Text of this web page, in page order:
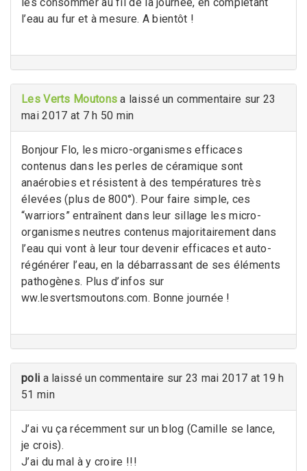
l’eau au fur et à mesure. A bientôt !
Les Verts Moutons a laissé un commentaire sur 23
mai 2017 at 7 h 50 min
Bonjour Flo, les micro-organismes efficaces
contenus dans les perles de céramique sont
anaérobies et résistent à des températures très
élevées (plus de 800°). Pour faire simple, ces
“warriors” entraînent dans leur sillage les micro-
organismes neutres contenus majoritairement dans
l’eau qui vont à leur tour devenir efficaces et auto-
régénérer l’eau, en la débarrassant de ses éléments
pathogènes. Plus d’infos sur
ww.lesvertsmoutons.com. Bonne journée !
poli a laissé un commentaire sur 23 mai 2017 at 19 h
51 min
J’ai vu ça récemment sur un blog (Camille se lance,
je crois).
J’ai du mal à y croire !!!